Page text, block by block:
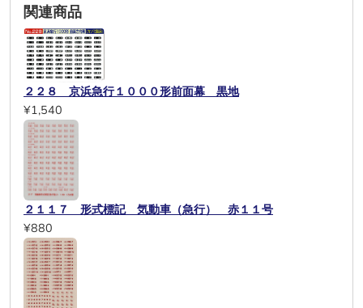
関連商品
２２８ 京浜急行１０００形前面幕 黒地
¥1,540
２１１７ 形式標記 気動車（急行） 赤１１号
¥880